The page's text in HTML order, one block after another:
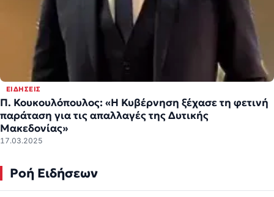
ΕΙΔΉΣΕΙΣ
Π. Κουκουλόπουλος: «Η Κυβέρνηση ξέχασε τη φετινή
παράταση για τις απαλλαγές της Δυτικής
Μακεδονίας»
17.03.2025
Ροή Ειδήσεων